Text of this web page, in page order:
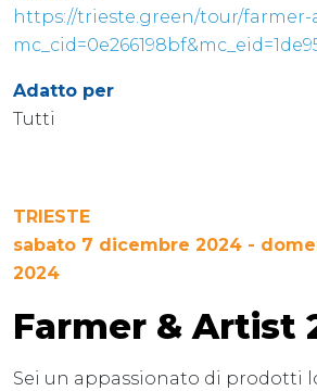
https://trieste.green/tour/farmer-
Adatto per
Tutti
TRIESTE
sabato 7 dicembre 2024 -
2024
Farmer & Artist
Sei un appassionato di prodotti